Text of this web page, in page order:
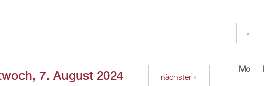
7. August 2024 nächster »
«
Mo